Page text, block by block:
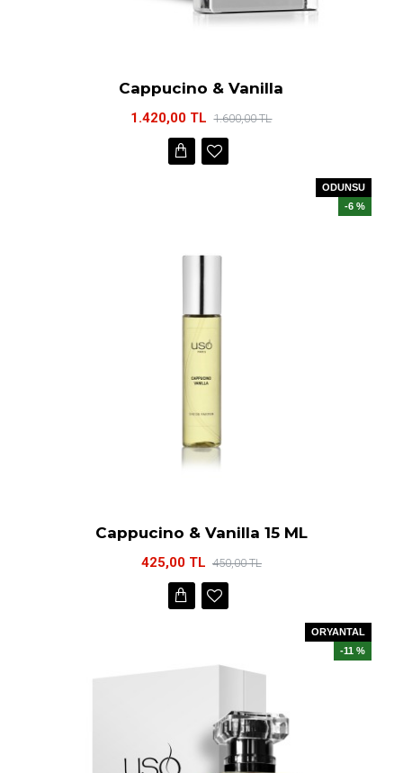
Cappucino & Vanilla
1.420,00 TL 1.600,00 TL
ODUNSU
-6 %
Cappucino & Vanilla 15 ML
425,00 TL 450,00 TL
ORYANTAL
-11 %